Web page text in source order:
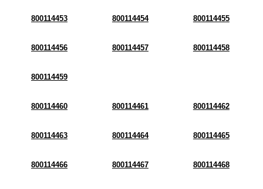
800114453 800114454 800114455
800114456 800114457 800114458
800114459
800114460 800114461 800114462
800114463 800114464 800114465
800114466 800114467 800114468